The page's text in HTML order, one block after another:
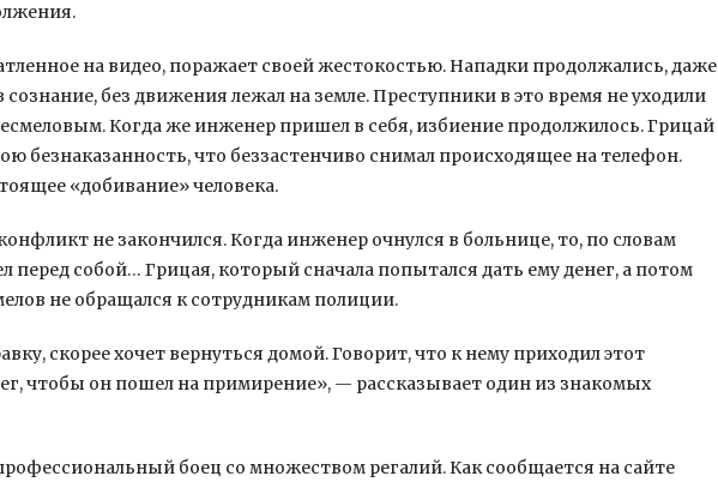
на видео, поражает своей жестокостью. Нападки продолжались, даже
без движения лежал на земле. Преступники в это время не уходили
Когда же инженер пришел в себя, избиение продолжилось. Грицай
безнаказанность, что беззастенчиво снимал происходящее на телефон.
«добивание» человека.
не закончился. Когда инженер очнулся в больнице, то, по словам
перед собой… Грицая, который сначала попытался дать ему денег, а потом
не обращался к сотрудникам полиции.
скорее хочет вернуться домой. Говорит, что к нему приходил этот
чтобы он пошел на примирение», — рассказывает один из знакомых
боец со множеством регалий. Как сообщается на сайте